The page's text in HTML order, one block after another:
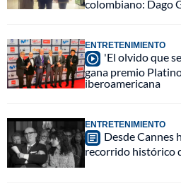
colombiano: Dago
ENTRETENIMIENTO
'El olvido que
gana premio
iberoamericana
ENTRETENIMIENTO
Desde Cannes
recorrido histórico